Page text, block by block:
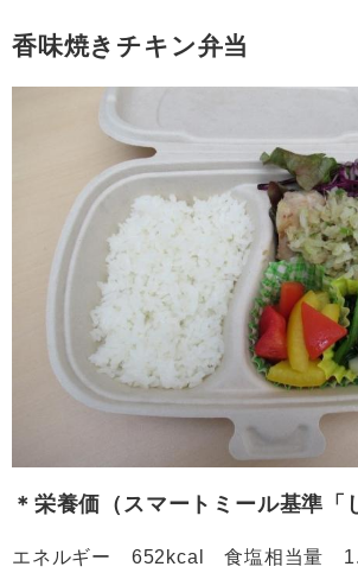
香味焼きチキン弁当
＊栄養価（スマートミール基準「
エネルギー 652kcal 食塩相当量